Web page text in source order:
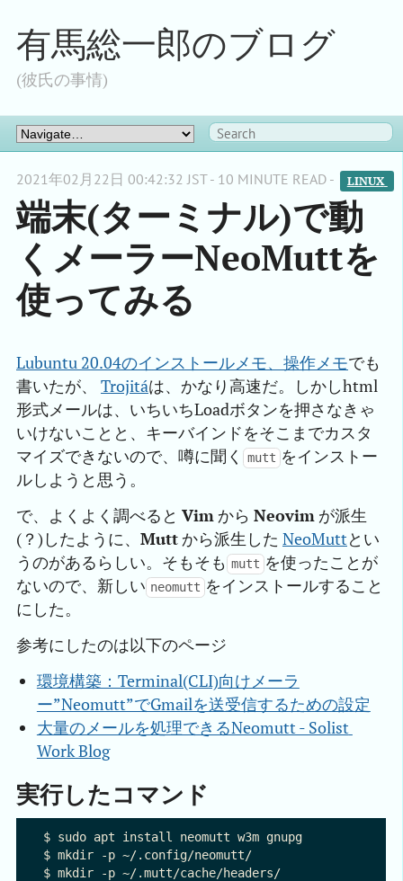
有馬総一郎のブログ
(彼氏の事情)
2021年02月22日 00:42:32 JST - 10 MINUTE READ - LINUX
端末(ターミナル)で動
くメーラーNeoMuttを
使ってみる
Lubuntu 20.04のインストールメモ、操作メモでも
書いたが、 Trojitáは、かなり高速だ。しかしhtml
形式メールは、いちいちLoadボタンを押さなきゃ
いけないことと、キーバインドをそこまでカスタ
マイズできないので、噂に聞く
mutt をインストー
ルしようと思う。
で、よくよく調べると Vimから Neovim が派生
(？)したように、 Muttから派生した NeoMuttとい
うのがあるらしい。そもそも mutt を使ったことが
ないので、新しい neomutt をインストールすること
にした。
参考にしたのは以下のページ
環境構築：Terminal(CLI)向けメーラ
ー”Neomutt”でGmailを送受信するための設定
大量のメールを処理できるNeomutt - Solist
Work Blog
実行したコマンド
$ sudo apt install neomutt w3m gnupg
$ mkdir -p ~/.config/neomutt/
$ mkdir -p ~/.mutt/cache/headers/